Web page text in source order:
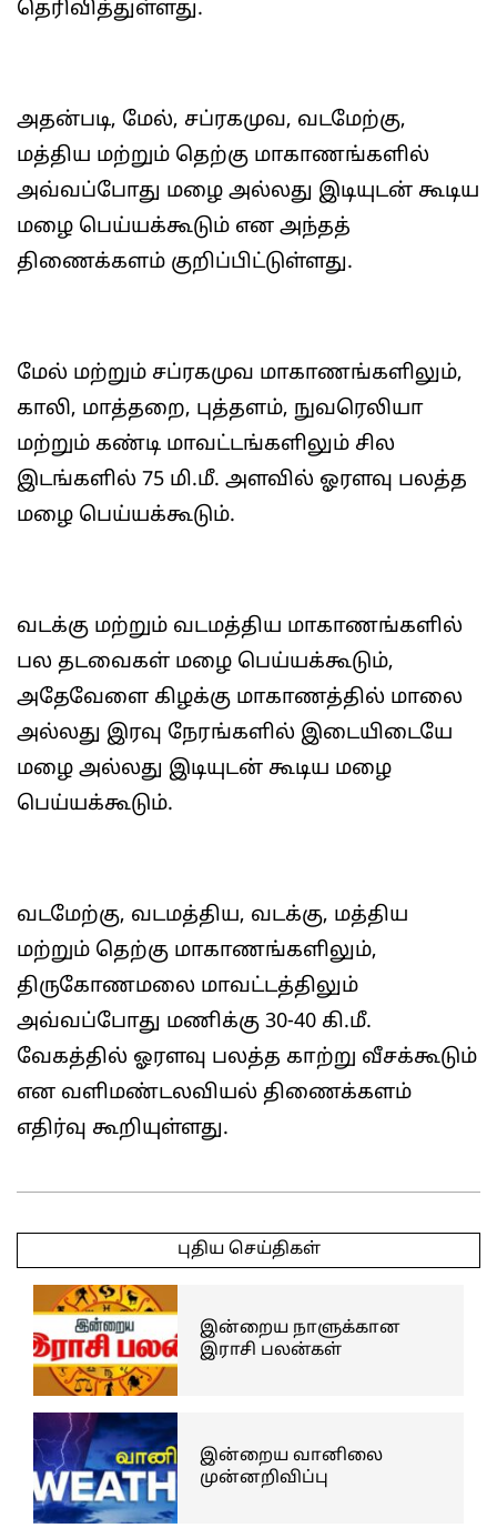
தெரிவித்துள்ளது.
அதன்படி, மேல், சப்ரகமுவ, வடமேற்கு,
மத்திய மற்றும் தெற்கு மாகாணங்களில்
அவ்வப்போது மழை அல்லது இடியுடன் கூடிய
மழை பெய்யக்கூடும் என அந்தத்
திணைக்களம் குறிப்பிட்டுள்ளது.
மேல் மற்றும் சப்ரகமுவ மாகாணங்களிலும்,
காலி, மாத்தறை, புத்தளம், நுவரெலியா
மற்றும் கண்டி மாவட்டங்களிலும் சில
இடங்களில் 75 மி.மீ. அளவில் ஓரளவு பலத்த
மழை பெய்யக்கூடும்.
வடக்கு மற்றும் வடமத்திய மாகாணங்களில்
பல தடவைகள் மழை பெய்யக்கூடும்,
அதேவேளை கிழக்கு மாகாணத்தில் மாலை
அல்லது இரவு நேரங்களில் இடையிடையே
மழை அல்லது இடியுடன் கூடிய மழை
பெய்யக்கூடும்.
வடமேற்கு, வடமத்திய, வடக்கு, மத்திய
மற்றும் தெற்கு மாகாணங்களிலும்,
திருகோணமலை மாவட்டத்திலும்
அவ்வப்போது மணிக்கு 30-40 கி.மீ.
வேகத்தில் ஓரளவு பலத்த காற்று வீசக்கூடும்
என வளிமண்டலவியல் திணைக்களம்
எதிர்வு கூறியுள்ளது.
05-
புதிய செய்திகள்
இன்றைய நாளுக்கான
இராசி பலன்கள்
இன்றைய வானிலை
முன்னறிவிப்பு